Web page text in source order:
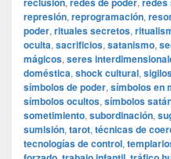
represión, reprogramación,
poder, rituales secretos,
oculta, sacrificios, satanismo,
mágicos, seres
doméstica, shock cultural,
símbolos de poder, símbolos en
símbolos ocultos, símbolos
sometimiento, subordinación,
sumisión, tarot, técnicas de
tecnologías de control,